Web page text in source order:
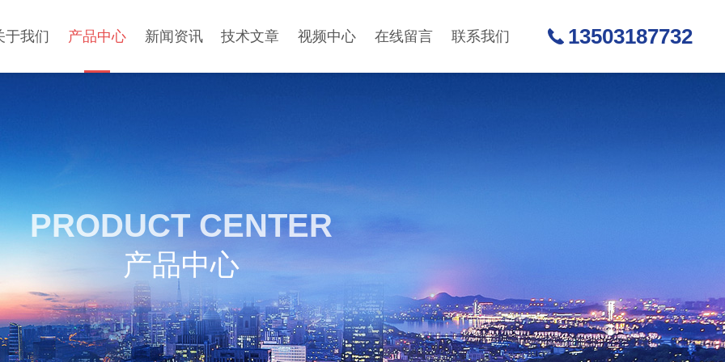
于我们 产品中心 新闻资讯 技术文章 视频中心 在线留言 联系我们 13503187732
PRODUCT CENTER
产品中心